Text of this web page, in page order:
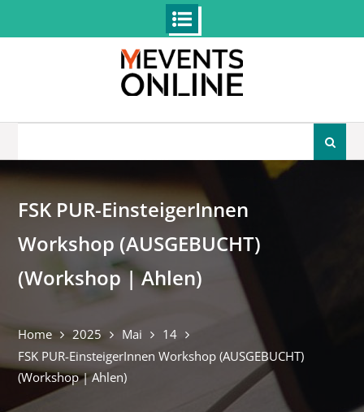
FSK PUR-EinsteigerInnen
Workshop (AUSGEBUCHT)
(Workshop | Ahlen)
Home 2025 Mai
14
FSK PUR-EinsteigerInnen Workshop (AUSGEBUCHT)
(Workshop | Ahlen)